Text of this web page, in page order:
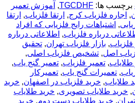
برچسب ها: TGCDHF
, آموزش تعمیر
, اجاره فلزیاب کرج, ارتقا فلزیاب, ارتقا
, اشتباهات رایج فلزیابی که افراد
درباره فلزیاب, اطلاعاتی درباره
, بازار فلزیاب تهران, تحقیق
اصل, تشخیص فلزیاب اصلی,
طلایاب, تعمیر فلزیاب, تعمیر گنج یاب,
, تعمیرات گنج یاب, تعمیرکار
طلاياب, خريد فلزياب در اصفهان, خرید
, خرید طلایاب تصویری, خرید طلایاب
, خرید طلایاب دست دوم, خرید